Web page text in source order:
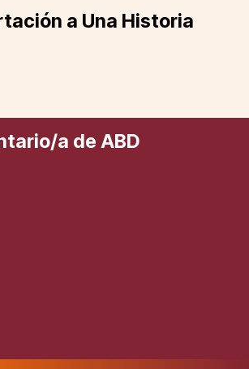
a Una Historia
a de ABD